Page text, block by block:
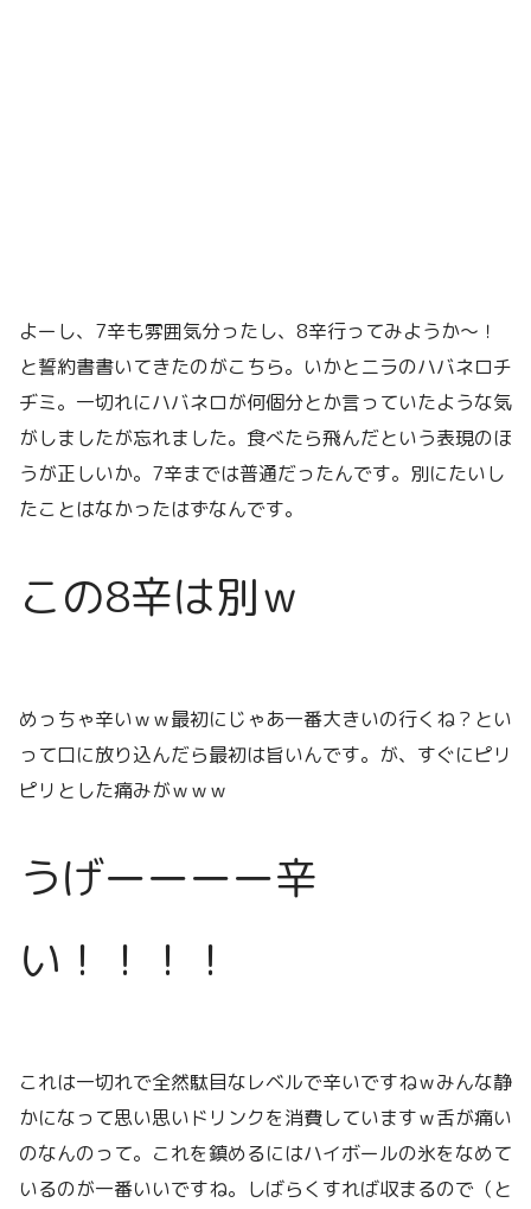
よーし、7辛も雰囲気分ったし、8辛行ってみようか〜！
と誓約書書いてきたのがこちら。いかとニラのハバネロチ
ヂミ。一切れにハバネロが何個分とか言っていたような気
がしましたが忘れました。食べたら飛んだという表現のほ
うが正しいか。7辛までは普通だったんです。別にたいし
たことはなかったはずなんです。
この8辛は別ｗ
めっちゃ辛いｗｗ最初にじゃあ一番大きいの行くね？とい
って口に放り込んだら最初は旨いんです。が、すぐにピリ
ピリとした痛みがｗｗｗ
うげーーーー辛
い！！！！
これは一切れで全然駄目なレベルで辛いですねｗみんな静
かになって思い思いドリンクを消費していますｗ舌が痛い
のなんのって。これを鎮めるにはハイボールの氷をなめて
いるのが一番いいですね。しばらくすれば収まるので（と